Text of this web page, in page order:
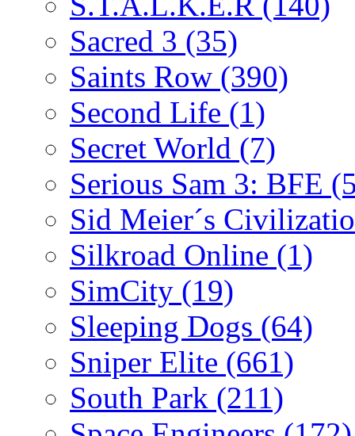
Sacred 3 (35)
Saints Row (390)
Second Life (1)
Secret World (7)
Serious Sam 3: BFE
Sid Meier´s
Silkroad Online (1)
SimCity (19)
Sleeping Dogs (64)
Sniper Elite (661)
South Park (211)